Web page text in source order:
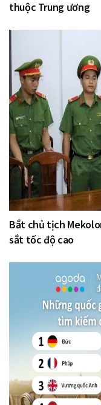
thuộc Trung ương
Bắt chủ tịch
sắt tốc độ cao